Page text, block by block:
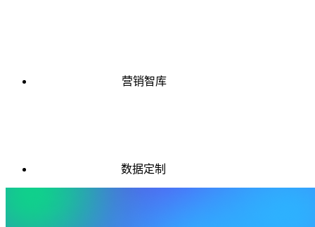
营销智库
数据定制